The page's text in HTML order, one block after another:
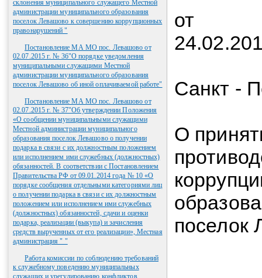
склонения муниципального служащего Местной
администрации муниципального образования
поселок Левашово к совершению коррупционных
правонарушений "
Постановление МА МО пос. Левашово от
02.07.2015 г. № 36"О порядке уведомления
муниципальными служащими Местной
администрации муниципального образования
поселок Левашово об иной оплачиваемой работе"
Постановление МА МО пос. Левашово от
02.07.2015 г. № 37"Об утверждении Положения
«О сообщении муниципальными служащими
Местной администрации муниципального
образования поселок Левашово о получении
подарка в связи с их должностным положением
или исполнением ими служебных (должностных)
обязанностей. В соответствии с Постановлением
Правительства РФ от 09.01.2014 года № 10 «О
порядке сообщения отдельными категориями лиц
о получении подарка в связи с их должностным
положением или исполнением ими служебных
(должностных) обязанностей, сдачи и оценки
подарка, реализации (выкупа) и зачисления
средств вырученных от его реализации», Местная
администрация " "
Работа комиссии по соблюдению требований
к служебному поведению муниципальных
от
Санкт -
О
поселок